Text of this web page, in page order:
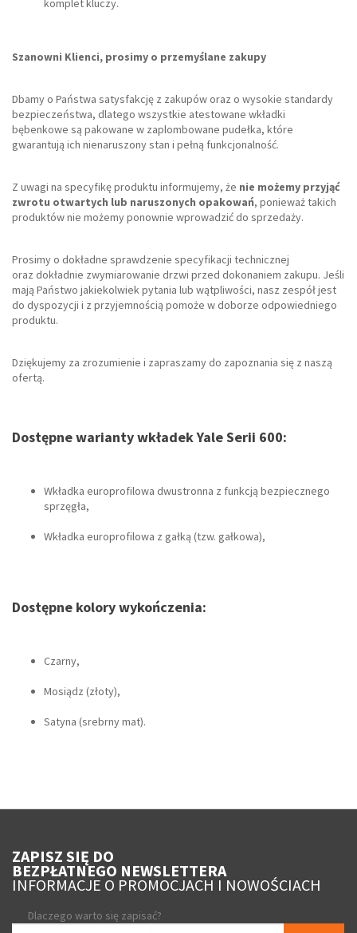
komplet kluczy.
Szanowni Klienci, prosimy o przemyślane zakupy
Dbamy o Państwa satysfakcję z zakupów oraz o wysokie standardy
bezpieczeństwa, dlatego wszystkie atestowane wkładki
bębenkowe są pakowane w zaplombowane pudełka, które
gwarantują ich nienaruszony stan i pełną funkcjonalność.
Z uwagi na specyfikę produktu informujemy, że nie możemy przyjąć
zwrotu otwartych lub naruszonych opakowań, ponieważ takich
produktów nie możemy ponownie wprowadzić do sprzedaży.
Prosimy o dokładne sprawdzenie specyfikacji technicznej
oraz dokładnie zwymiarowanie drzwi przed dokonaniem zakupu. Jeśli
mają Państwo jakiekolwiek pytania lub wątpliwości, nasz zespół jest
do dyspozycji i z przyjemnością pomoże w doborze odpowiedniego
produktu.
Dziękujemy za zrozumienie i zapraszamy do zapoznania się z naszą
ofertą.
Dostępne warianty wkładek Yale Serii 600:
Wkładka europrofilowa dwustronna z funkcją bezpiecznego
sprzęgła,
Wkładka europrofilowa z gałką (tzw. gałkowa),
Dostępne kolory wykończenia:
Czarny,
Mosiądz (złoty),
Satyna (srebrny mat).
ZAPISZ SIĘ DO
BEZPŁATNEGO NEWSLETTERA
INFORMACJE O PROMOCJACH I NOWOŚCIACH
Dlaczego warto się zapisać?